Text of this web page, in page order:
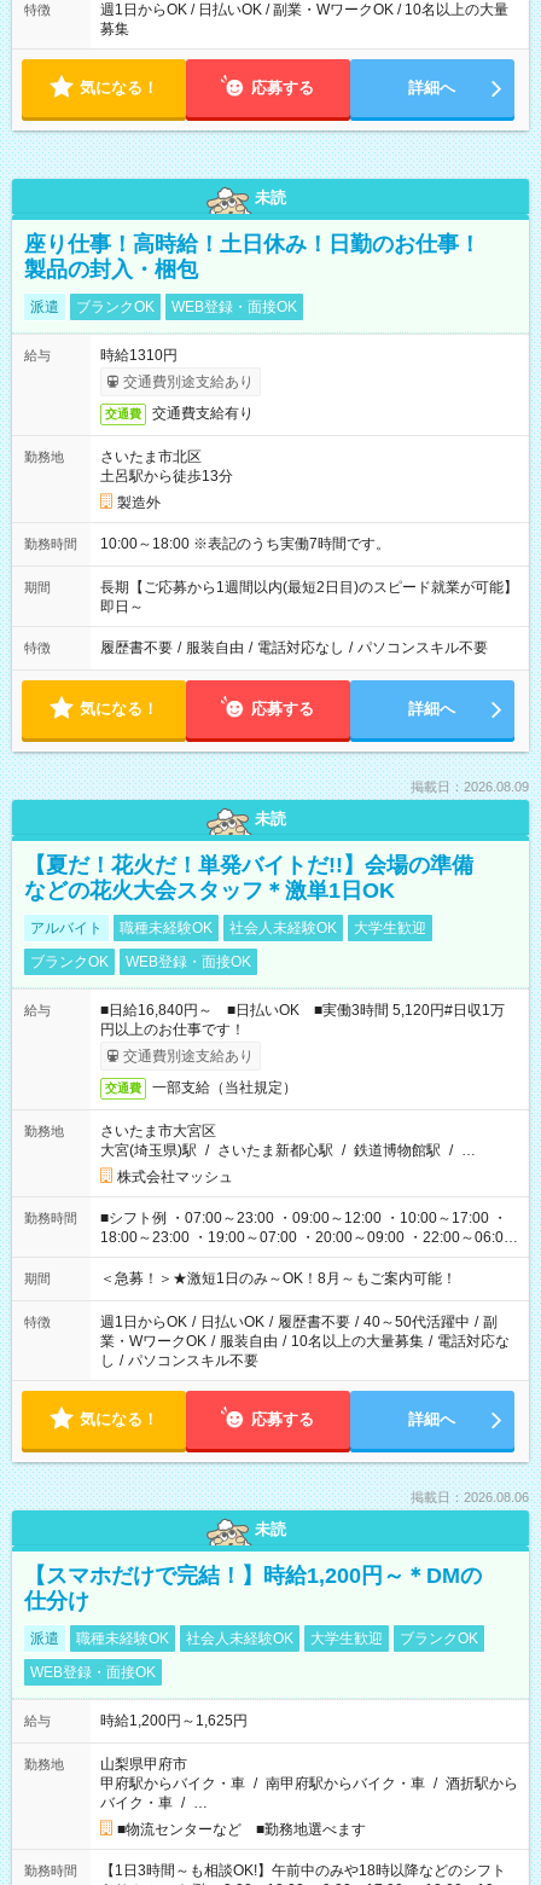
特徴
週1日からOK / 日払いOK / 副業・WワークOK / 10名以上の大量
募集
気になる！ 応募する 詳細へ
未読
座り仕事！高時給！土日休み！日勤のお仕事！
製品の封入・梱包
派遣 ブランクOK WEB登録・面接OK
給与
時給1310円
交通費別途支給あり
交通費 交通費支給有り
勤務地
さいたま市北区
土呂駅から徒歩13分
製造外
勤務時間 10:00～18:00 ※表記のうち実働7時間です。
期間
長期【ご応募から1週間以内(最短2日目)のスピード就業が可能】
即日～
特徴 履歴書不要 / 服装自由 / 電話対応なし / パソコンスキル不要
気になる！ 応募する 詳細へ
掲載日：2026.08.09
未読
【夏だ！花火だ！単発バイトだ!!】会場の準備
などの花火大会スタッフ＊激単1日OK
アルバイト 職種未経験OK 社会人未経験OK
大学生歓迎
ブランクOK
WEB登録・面接OK
給与
■日給16,840円～ ■日払いOK ■実働3時間 5,120円#日収1万
円以上のお仕事です！
交通費別途支給あり
交通費 一部支給（当社規定）
勤務地
さいたま市大宮区
大宮(埼玉県)駅 / さいたま新都心駅 / 鉄道博物館駅 / …
株式会社マッシュ
勤務時間
■シフト例 ・07:00～23:00 ・09:00～12:00 ・10:00～17:00 ・
18:00～23:00 ・19:00～07:00 ・20:00～09:00 ・22:00～06:00
etc ★最短3時間で5,120円のお仕事から／15時間で2万円近く稼
げるお仕事も！ ご希望のお時間に合わせてご紹介！ ※シフトは
ください！
期間 ＜急募！＞★激短1日のみ～OK！8月～もご案内可能！
特徴 週1日からOK / 日払いOK / 履歴書不要 / 40～50代活躍中 / 副
業・WワークOK / 服装自由 / 10名以上の大量募集 / 電話対応な
し / パソコンスキル不要
気になる！ 応募する 詳細へ
掲載日：2026.08.06
未読
【スマホだけで完結！】時給1,200円～＊DMの
仕分け
派遣 職種未経験OK 社会人未経験OK 大学生歓迎
ブランクOK
WEB登録・面接OK
給与 時給1,200円～1,625円
勤務地
山梨県甲府市
甲府駅からバイク・車 / 南甲府駅からバイク・車 / 酒折駅から
バイク・車 / …
■物流センターなど ■勤務地選べます
勤務時間
【1日3時間～も相談OK!】午前中のみや18時以降などのシフト